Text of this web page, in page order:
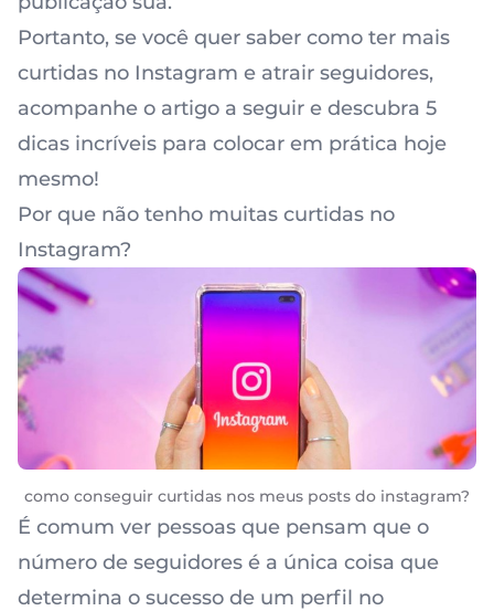
Portanto, se você quer saber como ter mais
curtidas no Instagram e atrair seguidores,
acompanhe o artigo a seguir e descubra 5
dicas incríveis para colocar em prática hoje
mesmo!
Por que não tenho muitas curtidas no
Instagram?
como conseguir curtidas nos meus posts do instagram?
É comum ver pessoas que pensam que o
número de seguidores é a única coisa que
determina o sucesso de um perfil no